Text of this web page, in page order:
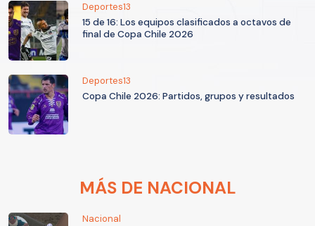
Deportes13
15 de 16: Los equipos clasificados a octavos de
final de Copa Chile 2026
Deportes13
Copa Chile 2026: Partidos, grupos y resultados
MÁS DE NACIONAL
Nacional